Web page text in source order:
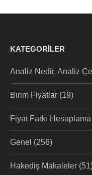
KATEGORILER
Analiz Nedir, Analiz
Birim Fiyatlar (19)
Fiyat Farkı Hesaplama
Genel (256)
Hakediş Makaleler